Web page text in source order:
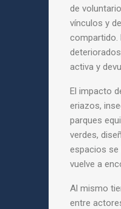
de
vínculos y
compartido.
activa y
El impacto
eriazos,
parques
verdes,
espacios se
vuelve a
Al mismo
entre